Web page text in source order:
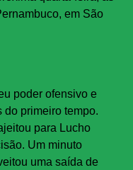
em São
poder ofensivo e
do primeiro tempo.
para Lucho
Um minuto
uma saída de